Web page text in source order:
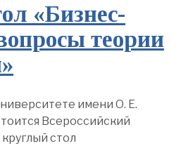
«Бизнес-
теории
имени О. Е.
Всероссийский
стол